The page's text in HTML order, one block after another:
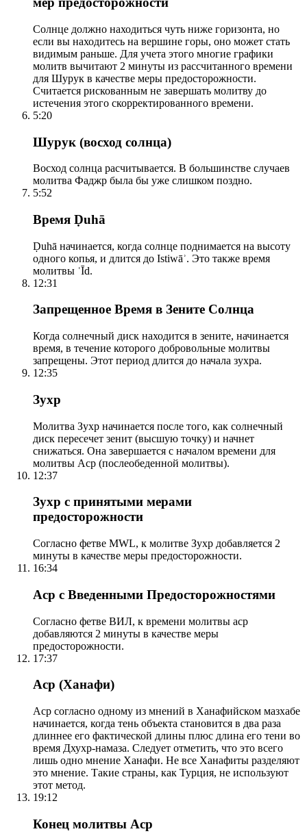
Солнце должно находиться чуть ниже горизонта, но
если вы находитесь на вершине горы, оно может стать
видимым раньше. Для учета этого многие графики
молитв вычитают 2 минуты из рассчитанного времени
для Шурук в качестве меры предосторожности.
Считается рискованным не завершать молитву до
истечения этого скорректированного времени.
5:20
Шурук (восход солнца)
Восход солнца расчитывается. В большинстве случаев
молитва Фаджр была бы уже слишком поздно.
5:52
Время Ḍuhā
Ḍuhā начинается, когда солнце поднимается на высоту
одного копья, и длится до Istiwāʾ. Это также время
молитвы ʿĪd.
12:31
Запрещенное Время в Зените Солнца
Когда солнечный диск находится в зените, начинается
время, в течение которого добровольные молитвы
запрещены. Этот период длится до начала зухра.
12:35
Зухр
Молитва Зухр начинается после того, как солнечный
диск пересечет зенит (высшую точку) и начнет
снижаться. Она завершается с началом времени для
молитвы Аср (послеобеденной молитвы).
12:37
Зухр с принятыми мерами
предосторожности
Согласно фетве MWL, к молитве Зухр добавляется 2
минуты в качестве меры предосторожности.
16:34
Аср с Введенными Предосторожностями
Согласно фетве ВИЛ, к времени молитвы аср
добавляются 2 минуты в качестве меры
предосторожности.
17:37
Аср (Ханафи)
Аср согласно одному из мнений в Ханафийском мазхабе
начинается, когда тень объекта становится в два раза
длиннее его фактической длины плюс длина его тени во
время Дхухр-намаза. Следует отметить, что это всего
лишь одно мнение Ханафи. Не все Ханафиты разделяют
это мнение. Такие страны, как Турция, не используют
этот метод.
19:12
Конец молитвы Аср